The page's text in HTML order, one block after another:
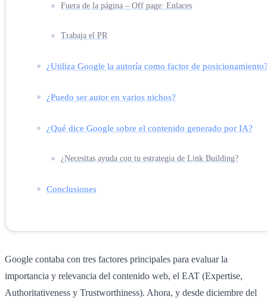
Fuera de la página – Off page: Enlaces
Trabaja el PR
¿Utiliza Google la autoría como factor de
¿Puedo ser autor en varios nichos?
¿Qué dice Google sobre el contenido generado por IA?
¿Necesitas ayuda con tu estrategia de Link Building?
Conclusiones
Google contaba con tres factores principales para evaluar la
importancia y relevancia del contenido web, el EAT (Expertise,
Authoritativeness y Trustworthiness). Ahora, y desde diciembre del